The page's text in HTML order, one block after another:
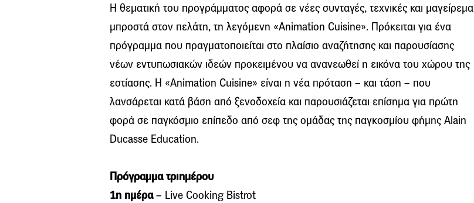
Η θεματική του προγράμματος αφορά σε νέες συνταγές, τεχνικές και μαγείρεμα
μπροστά στον πελάτη, τη λεγόμενη «Animation Cuisine». Πρόκειται για ένα
πρόγραμμα που πραγματοποιείται στο πλαίσιο αναζήτησης και παρουσίασης
νέων εντυπωσιακών ιδεών προκειμένου να ανανεωθεί η εικόνα του χώρου της
εστίασης. Η «Animation Cuisine» είναι η νέα πρόταση – και τάση – που
λανσάρεται κατά βάση από ξενοδοχεία και παρουσιάζεται επίσημα για πρώτη
φορά σε παγκόσμιο επίπεδο από σεφ της ομάδας της παγκοσμίου φήμης Alain
Ducasse Education.
Πρόγραμμα τριημέρου
1η ημέρα– Live Cooking Bistrot